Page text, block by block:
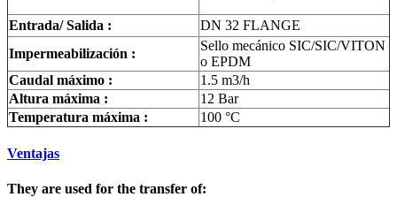
Entrada/ Salida :
DN 32 FLANGE
Impermeabilización :
Sello mecánico SIC/SIC/VITON
o EPDM
Caudal máximo :
1.5 m3/h
Altura máxima :
12 Bar
Temperatura máxima :
100 °C
Ventajas
They are used for the transfer of: